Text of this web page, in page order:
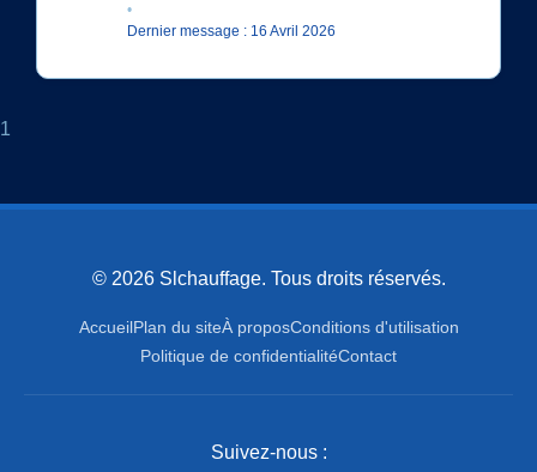
Dernier message : 16 Avril 2026
1
© 2026 Slchauffage. Tous droits réservés.
AccueilPlan du siteÀ proposConditions d'utilisation
Politique de confidentialitéContact
Suivez-nous :